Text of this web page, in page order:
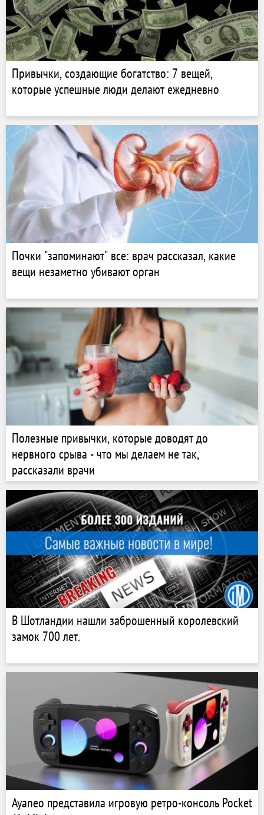
Привычки, создающие богатство: 7 вещей,
которые успешные люди делают ежедневно
Почки "запоминают" все: врач рассказал, какие
вещи незаметно убивают орган
Полезные привычки, которые доводят до
нервного срыва - что мы делаем не так,
рассказали врачи
В Шотландии нашли заброшенный королевский
замок 700 лет.
Ayaneo представила игровую ретро-консоль Pocket